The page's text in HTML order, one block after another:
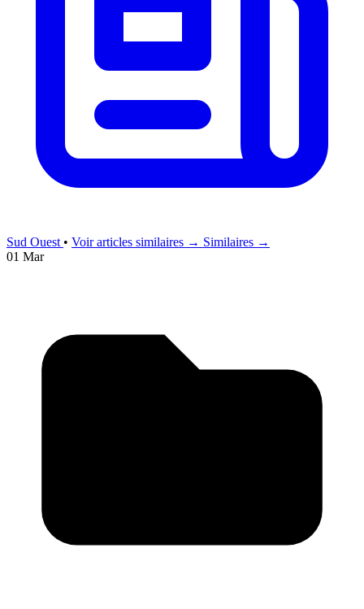
Sud Ouest • Voir articles similaires → Similaires →
01 Mar